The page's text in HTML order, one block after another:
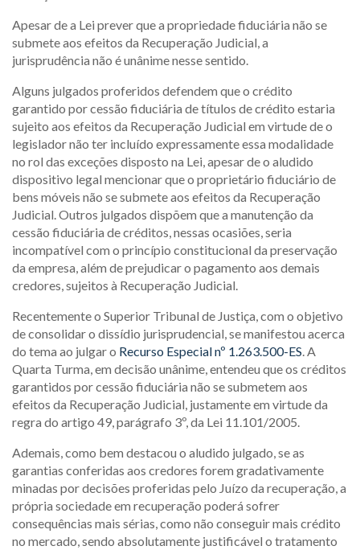
Apesar de a Lei prever que a propriedade fiduciária não se
submete aos efeitos da Recuperação Judicial, a
jurisprudência não é unânime nesse sentido.
Alguns julgados proferidos defendem que o crédito
garantido por cessão fiduciária de títulos de crédito estaria
sujeito aos efeitos da Recuperação Judicial em virtude de o
legislador não ter incluído expressamente essa modalidade
no rol das exceções disposto na Lei, apesar de o aludido
dispositivo legal mencionar que o proprietário fiduciário de
bens móveis não se submete aos efeitos da Recuperação
Judicial. Outros julgados dispõem que a manutenção da
cessão fiduciária de créditos, nessas ocasiões, seria
incompatível com o princípio constitucional da preservação
da empresa, além de prejudicar o pagamento aos demais
credores, sujeitos à Recuperação Judicial.
Recentemente o Superior Tribunal de Justiça, com o objetivo
de consolidar o dissídio jurisprudencial, se manifestou acerca
do tema ao julgar o Recurso Especial nº 1.263.500-ES. A
Quarta Turma, em decisão unânime, entendeu que os créditos
garantidos por cessão fiduciária não se submetem aos
efeitos da Recuperação Judicial, justamente em virtude da
regra do artigo 49, parágrafo 3º, da Lei 11.101/2005.
Ademais, como bem destacou o aludido julgado, se as
garantias conferidas aos credores forem gradativamente
minadas por decisões proferidas pelo Juízo da recuperação, a
própria sociedade em recuperação poderá sofrer
consequências mais sérias, como não conseguir mais crédito
no mercado, sendo absolutamente justificável o tratamento